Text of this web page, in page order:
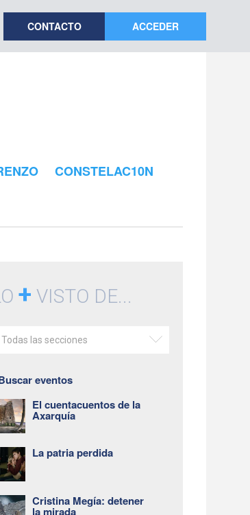
CONTACTO ACCEDER
CONSTELAC10N
+ VISTO DE...
Todas las secciones
eventos
El cuentacuentos de la
Axarquía
La patria perdida
Cristina Megía: detener
la mirada